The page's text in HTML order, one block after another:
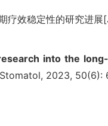
疗效稳定性的研究进
into the
2023, 50(6):